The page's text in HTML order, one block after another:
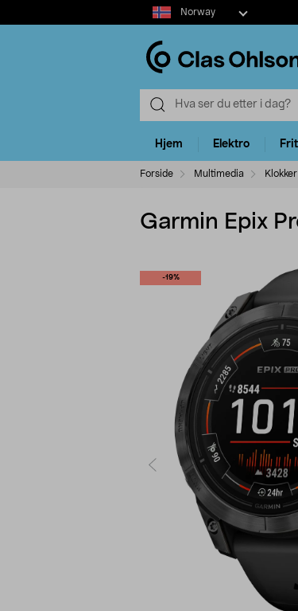
Select
market
Norway
Hjem Elektro
Forside Multimedia
Garmin Epix
-19%